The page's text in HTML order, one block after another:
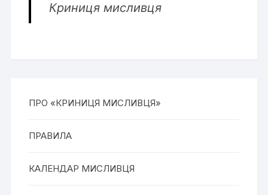
Криниця мисливця
ПРО «КРИНИЦЯ МИСЛИВЦЯ»
ПРАВИЛА
КАЛЕНДАР МИСЛИВЦЯ